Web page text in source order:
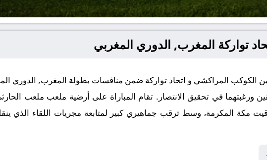
تواركة المغرب, الدوري المغربي
الكوكب المراكشي و اتحاد تواركة ضمن منافسات بطولة المغرب, الدوري
ورغبتهما في تحقيق الانتصار. تقام المباراة على أرضية ملعب ملعب
10-31، في توقيت حاسم عند الساعة 17:00 بتوقيت مكة المكرمة، وسط ترقب جماهيري كبير لمتابعة مجريات اللقاء الذي